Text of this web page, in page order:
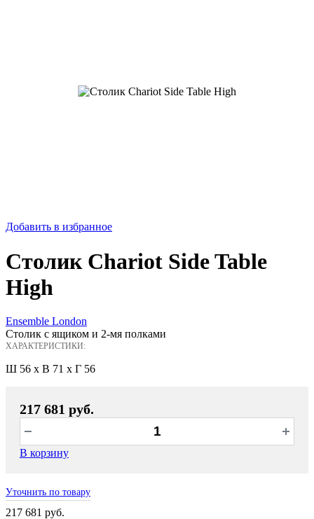
Добавить в избранное
Столик Chariot Side Table
High
Ensemble London
Столик с ящиком и 2-мя полками
ХАРАКТЕРИСТИКИ:
Ш 56 x В 71 x Г 56
217 681 руб.
В корзину
Уточнить по товару
217 681 руб.